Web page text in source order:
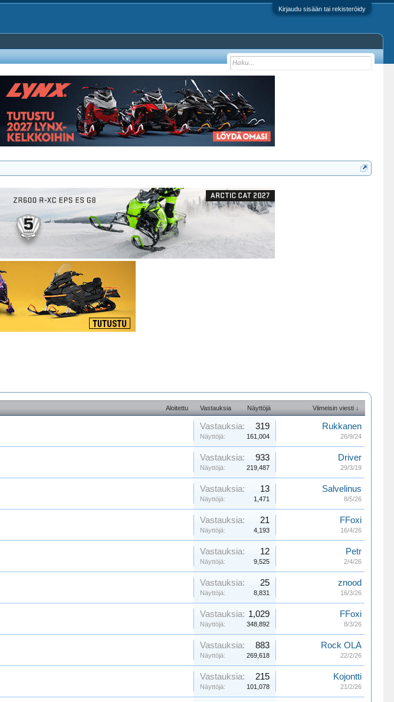
Kirjaudu sisään tai rekisteröidy
Aloitettu Vastauksia Näyttöjä Viimeisin viesti ↓
Vastauksia: 319
Näyttöjä: 161,004
Rukkanen
26/9/24
Vastauksia: 933
Näyttöjä: 219,487
Driver
29/3/19
Vastauksia: 13
Näyttöjä: 1,471
Salvelinus
8/5/26
Vastauksia: 21
Näyttöjä: 4,193
FFoxi
16/4/26
Vastauksia: 12
Näyttöjä: 9,525
Petr
2/4/26
Vastauksia: 25
Näyttöjä: 8,831
znood
16/3/26
Vastauksia: 1,029
Näyttöjä: 348,892
FFoxi
8/3/26
Vastauksia: 883
Näyttöjä: 269,618
Rock OLA
22/2/26
Vastauksia: 215
Näyttöjä: 101,078
Kojontti
21/2/26